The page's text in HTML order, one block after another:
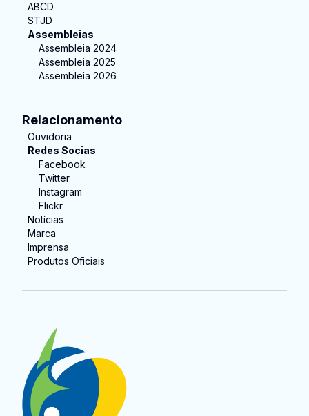
ABCD
STJD
Assembleias
Assembleia 2024
Assembleia 2025
Assembleia 2026
Relacionamento
Ouvidoria
Redes Socias
Facebook
Twitter
Instagram
Flickr
Notícias
Marca
Imprensa
Produtos Oficiais